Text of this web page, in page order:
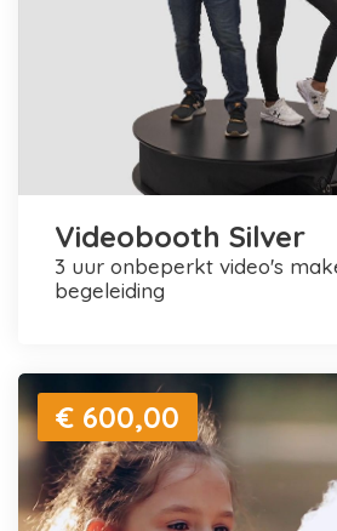
Videobooth Silver
3 uur onbeperkt video's maken + personele
begeleiding
€ 600,00